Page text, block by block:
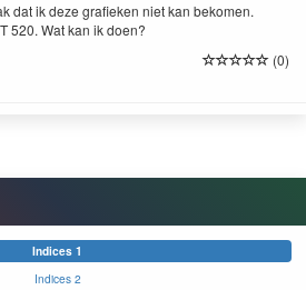
dat ik deze grafieken niet kan bekomen.
520. Wat kan ik doen?
(0)
Indices 1
Indices 2